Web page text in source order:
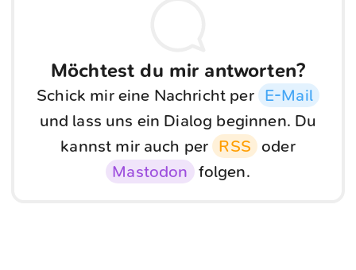
Möchtest du mir antworten?
Schick mir eine Nachricht per E-Mail
und lass uns ein Dialog beginnen. Du
kannst mir auch per RSS oder
Mastodon folgen.